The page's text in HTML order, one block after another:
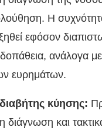
Η
εφόσον
ανάλογα
ευρημάτων.
κύησης:
διάγνωση και